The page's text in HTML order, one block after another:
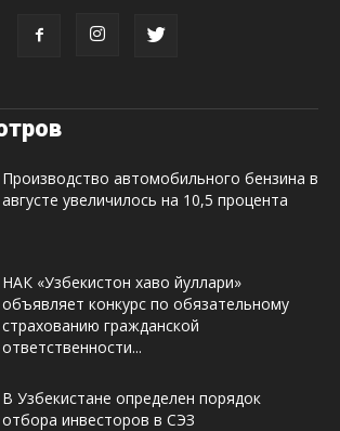
Производство автомобильного бензина в
августе увеличилось на 10,5 процента
НАК «Узбекистон хаво йуллари»
объявляет конкурс по обязательному
страхованию гражданской
ответственности...
В Узбекистане определен порядок
отбора инвесторов в СЭЗ